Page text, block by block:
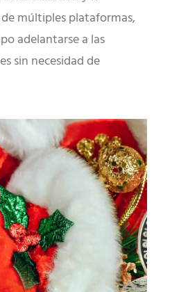
múltiples plataformas,
adelantarse a las
sin necesidad de